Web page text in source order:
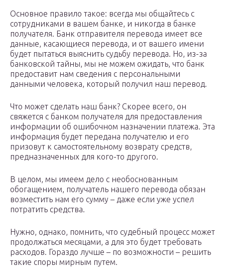
Основное правило такое: всегда мы общайтесь с
сотрудниками в вашем банке, и никогда в банке
получателя. Банк отправителя перевода имеет все
данные, касающиеся перевода, и от вашего имени
будет пытаться выяснить судьбу перевода. Но, из-за
банковской тайны, мы не можем ожидать, что банк
предоставит нам сведения с персональными
данными человека, который получил наш перевод.
Что может сделать наш банк? Скорее всего, он
свяжется с банком получателя для предоставления
информации об ошибочном назначении платежа. Эта
информация будет передана получателю и его
призовут к самостоятельному возврату средств,
предназначенных для кого-то другого.
В целом, мы имеем дело с необоснованным
обогащением, получатель нашего перевода обязан
возместить нам его сумму – даже если уже успел
потратить средства.
Нужно, однако, помнить, что судебный процесс может
продолжаться месяцами, а для это будет требовать
расходов. Гораздо лучше – по возможности – решить
такие споры мирным путем.